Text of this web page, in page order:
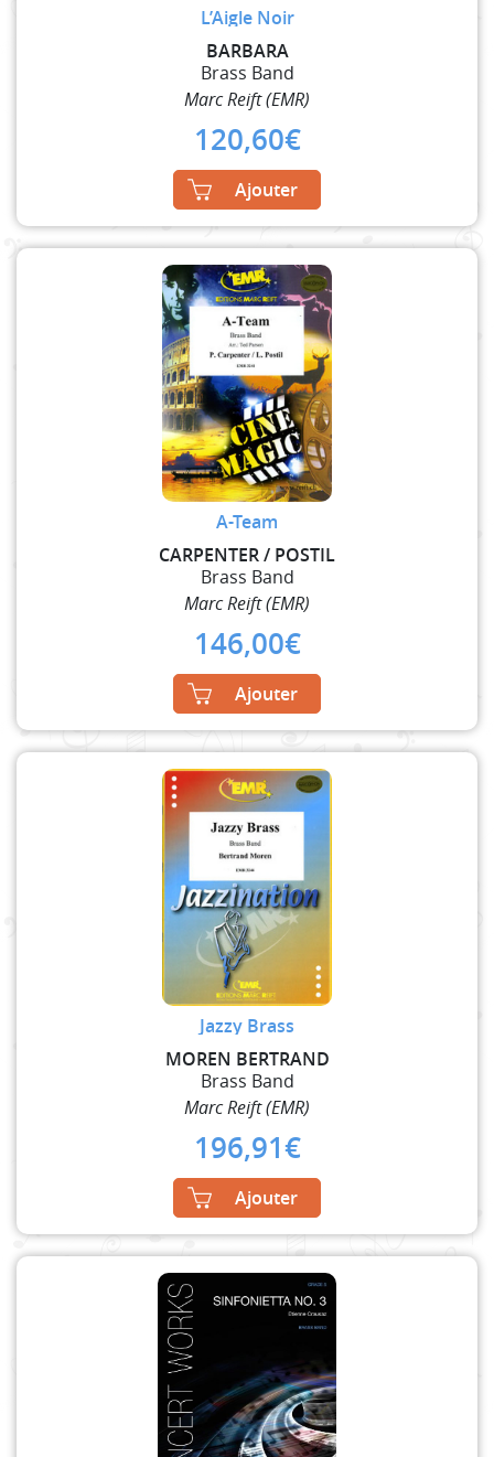
L’Aigle Noir
BARBARA
Brass Band
Marc Reift (EMR)
120,60€
Ajouter
A-Team
CARPENTER / POSTIL
Brass Band
Marc Reift (EMR)
146,00€
Ajouter
Jazzy Brass
MOREN BERTRAND
Brass Band
Marc Reift (EMR)
196,91€
Ajouter